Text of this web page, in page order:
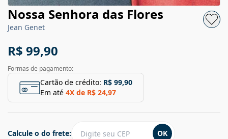
Nossa Senhora das Flores
Jean Genet
R$ 99,90
Formas de pagamento:
Cartão de crédito: R$ 99,90
Em até 4X de R$ 24,97
Calcule o do frete: OK